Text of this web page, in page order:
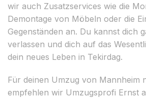
wir auch Zusatzservices wie die
Demontage von Möbeln oder die
Gegenständen an. Du kannst dich
verlassen und dich auf das
dein neues Leben in Tekirdag.
Für deinen Umzug von Mannheim
empfehlen wir Umzugsprofi Ernst